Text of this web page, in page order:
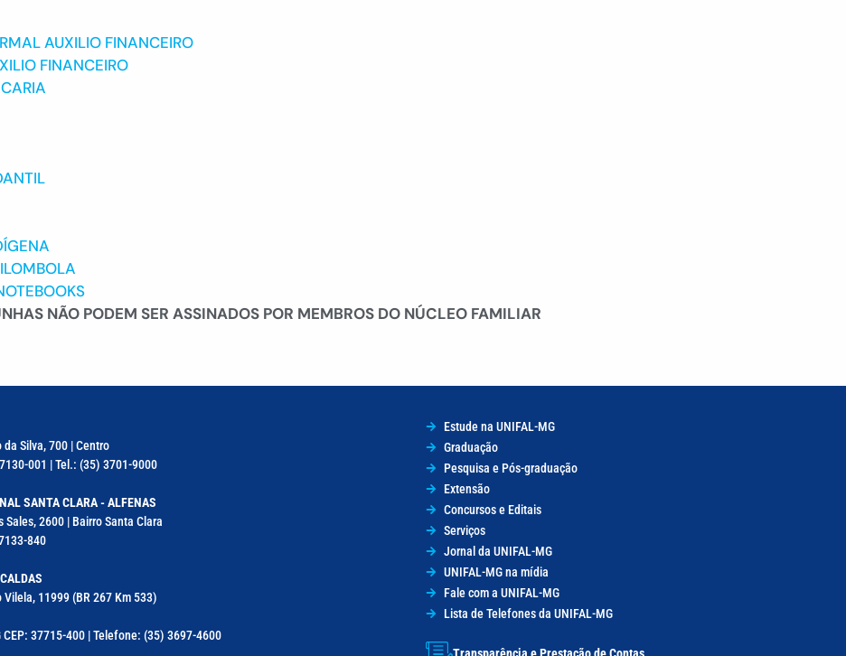
AUXILIO FINANCEIRO
FINANCEIRO
NÃO PODEM SER ASSINADOS POR MEMBROS DO NÚCLEO FAMILIAR
Silva, 700 | Centro
001 | Tel.: (35) 3701-9000
SANTA CLARA - ALFENAS
Sales, 2600 | Bairro Santa Clara
840
11999 (BR 267 Km 533)
CEP: 37715-400 | Telefone: (35) 3697-4600
Estude na UNIFAL-MG
Graduação
Pesquisa e Pós-graduação
Extensão
Concursos e Editais
Serviços
Jornal da UNIFAL-MG
UNIFAL-MG na mídia
Fale com a UNIFAL-MG
Lista de Telefones da UNIFAL-MG
Transparência e Prestação de Contas